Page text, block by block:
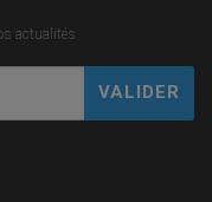
actualités